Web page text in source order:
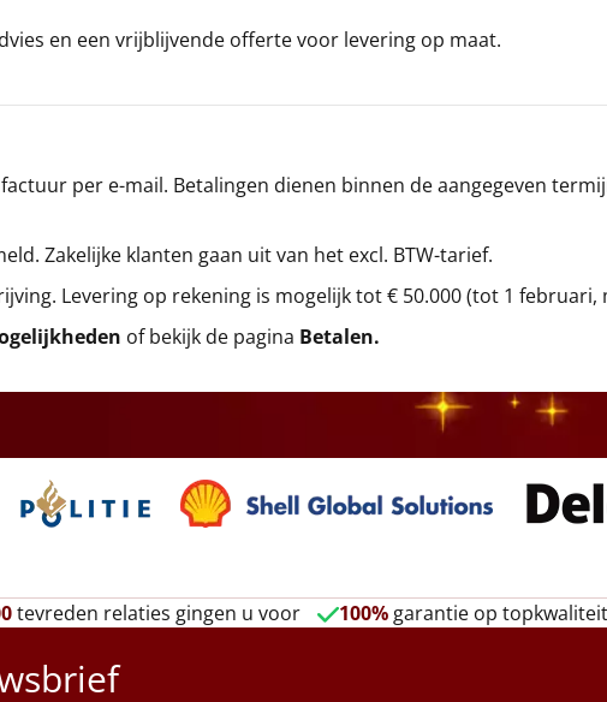
en een vrijblijvende offerte voor levering op maat.
per e-mail. Betalingen dienen binnen de aangegeven
Zakelijke klanten gaan uit van het excl. BTW-tarief.
Levering op rekening is mogelijk tot € 50.000 (tot 1 februari,
of bekijk de pagina Betalen.
tevreden relaties gingen u voor 100%garantie op